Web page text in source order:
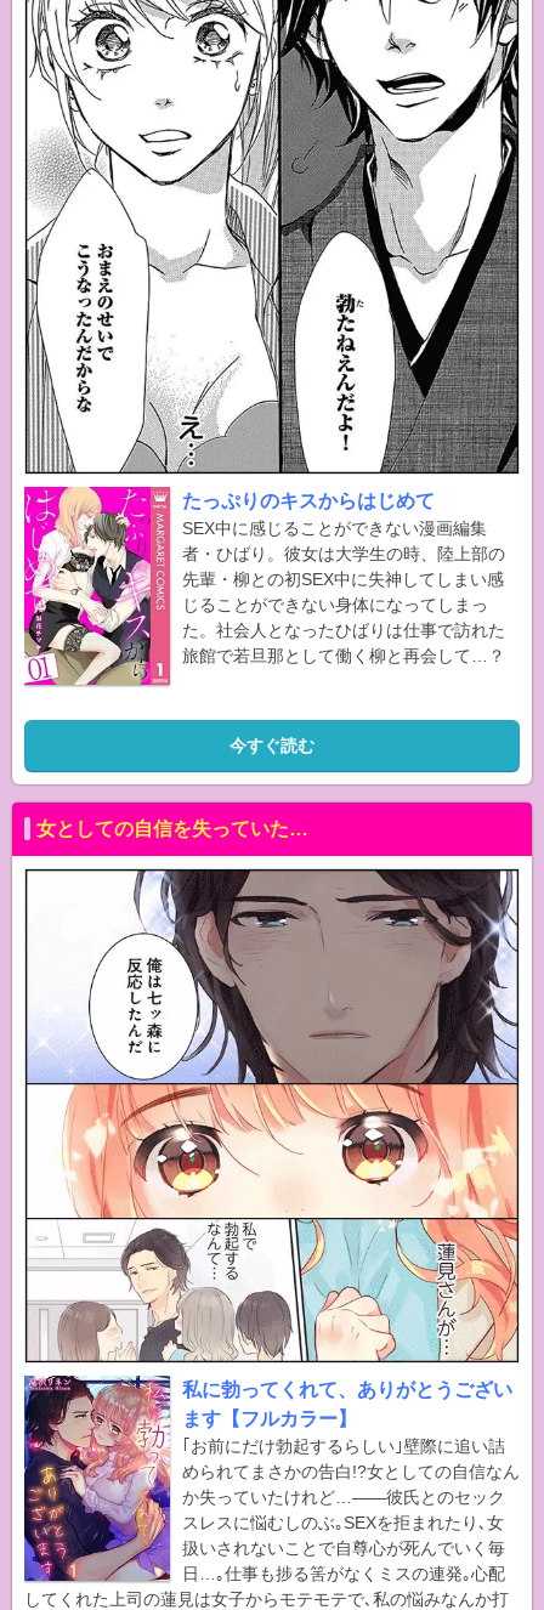
たっぷりのキスからはじめて
SEX中に感じることができない漫画編集
者・ひばり。彼女は大学生の時、陸上部の
先輩・柳との初SEX中に失神してしまい感
じることができない身体になってしまっ
た。社会人となったひばりは仕事で訪れた
旅館で若旦那として働く柳と再会して…？
今すぐ読む
女としての自信を失っていた…
私に勃ってくれて、ありがとうござい
ます【フルカラー】
｢お前にだけ勃起するらしい｣壁際に追い詰
められてまさかの告白!?女としての自信なん
か失っていたけれど…――彼氏とのセック
スレスに悩むしのぶ｡SEXを拒まれたり､女
扱いされないことで自尊心が死んでいく毎
日…｡仕事も捗る筈がなくミスの連発｡心配
してくれた上司の蓮見は女子からモテモテで､私の悩みなんか打